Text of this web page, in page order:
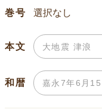
巻号
本文
和暦